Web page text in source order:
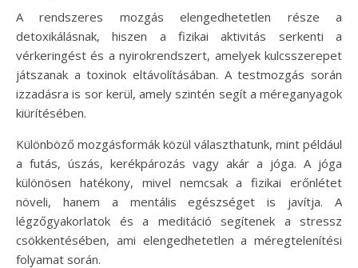
A rendszeres mozgás elengedhetetlen része a
detoxikálásnak, hiszen a fizikai aktivitás serkenti a
vérkeringést és a nyirokrendszert, amelyek kulcsszerepet
játszanak a toxinok eltávolításában. A testmozgás során
izzadásra is sor kerül, amely szintén segít a méreganyagok
kiürítésében.
Különböző mozgásformák közül választhatunk, mint például
a futás, úszás, kerékpározás vagy akár a jóga. A jóga
különösen hatékony, mivel nemcsak a fizikai erőnlétet
növeli, hanem a mentális egészséget is javítja. A
légzőgyakorlatok és a meditáció segítenek a stressz
csökkentésében, ami elengedhetetlen a méregtelenítési
folyamat során.